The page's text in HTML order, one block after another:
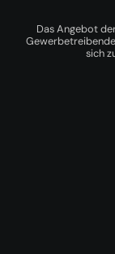
Das Angebot
sich